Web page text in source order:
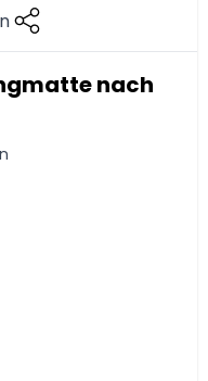
nach